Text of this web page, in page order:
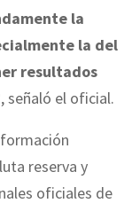
la
la del
resultados
, señaló el oficial.
reserva y
oficiales de